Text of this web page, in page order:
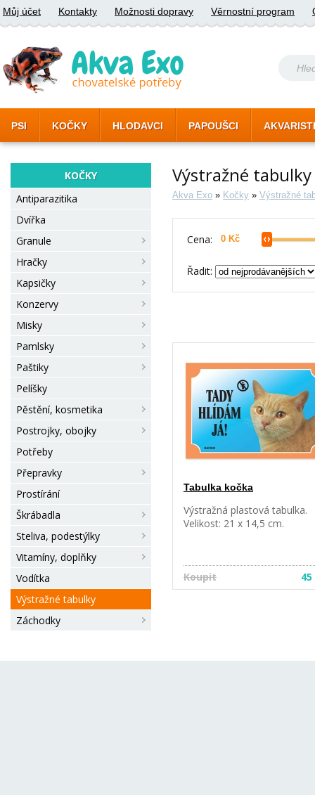
Můj účet Kontakty Možnosti dopravy Věrnostní program
PSI KOČKY HLODAVCI PAPOUŠCI
KOČKY
Antiparazitika
Dvířka
Granule
Hračky
Kapsičky
Konzervy
Misky
Pamlsky
Paštiky
Pelíšky
Pěstění, kosmetika
Postrojky, obojky
Potřeby
Přepravky
Prostírání
Škrábadla
Steliva, podestýlky
Vitamíny, doplňky
Vodítka
Výstražné tabulky
Záchodky
Výstražné tabulky
Akva Exo » Kočky » Výstražné
Cena:
Řadit:
Tabulka kočka
Výstražná plastová tabulka.
Velikost: 21 x 14,5 cm.
Koupit 45